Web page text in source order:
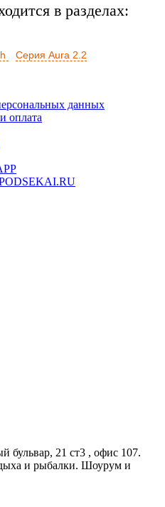
в разделах:
Серия Aura 2.2
данных
оплата
бульвар, 21 ст3 , офис 107.
и рыбалки. Шоурум и